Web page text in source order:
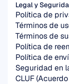
Legal y
Política de
Términos de
Términos de
Política de
Política de
Seguridad en
CLUF